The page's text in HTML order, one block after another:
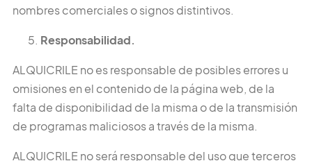
nombres comerciales o signos distintivos.
Responsabilidad.
ALQUICRILE no es responsable de posibles errores u
omisiones en el contenido de la página web, de la
falta de disponibilidad de la misma o de la transmisión
de programas maliciosos a través de la misma.
ALQUICRILE no será responsable del uso que terceros